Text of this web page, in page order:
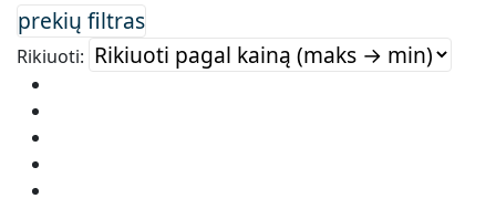
Rikiuoti: